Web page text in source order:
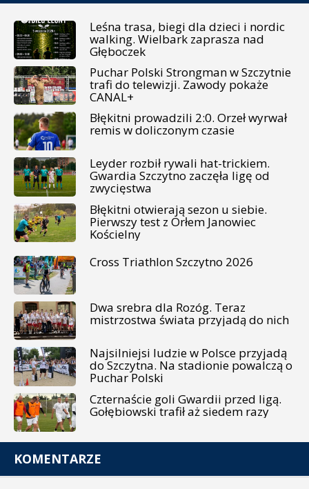
Leśna trasa, biegi dla dzieci i nordic
walking. Wielbark zaprasza nad
Głęboczek
Puchar Polski Strongman w Szczytnie
trafi do telewizji. Zawody pokaże
CANAL+
Błękitni prowadzili 2:0. Orzeł wyrwał
remis w doliczonym czasie
Leyder rozbił rywali hat-trickiem.
Gwardia Szczytno zaczęła ligę od
zwycięstwa
Błękitni otwierają sezon u siebie.
Pierwszy test z Orłem Janowiec
Kościelny
Cross Triathlon Szczytno 2026
Dwa srebra dla Rozóg. Teraz
mistrzostwa świata przyjadą do nich
Najsilniejsi ludzie w Polsce przyjadą
do Szczytna. Na stadionie powalczą o
Puchar Polski
Czternaście goli Gwardii przed ligą.
Gołębiowski trafił aż siedem razy
KOMENTARZE